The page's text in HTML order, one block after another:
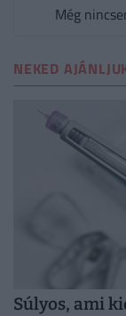
Még
NEKED
Súlyos, ami